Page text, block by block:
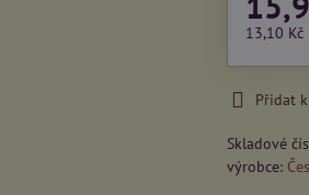
13,10 Kč
Přidat
Skladové
výrobce: